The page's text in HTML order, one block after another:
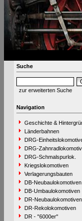
Suche
zur erweiterten Suche
Navigation
Geschichte &
Länderbahnen
DRG-
DRG-
DRG-Schmalspurlok.
Kriegslokomotiven
Verlagerungsbauten
DB-Neubaulokomotiven
DB-Umbaulokomotiven
DR-Neubaulokomotiven
DR-Rekolokomotiven
DR - "6000er"